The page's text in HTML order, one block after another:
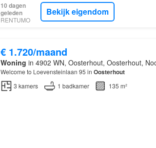
10 dagen
geleden
RENTUMO
Bekijk eigendom
€ 1.720/maand
Woning in 4902 WN, Oosterhout, Oosterhout,
Welcome to Loevensteinlaan 95 in Oosterhout
3 kamers 1 badkamer 135 m²